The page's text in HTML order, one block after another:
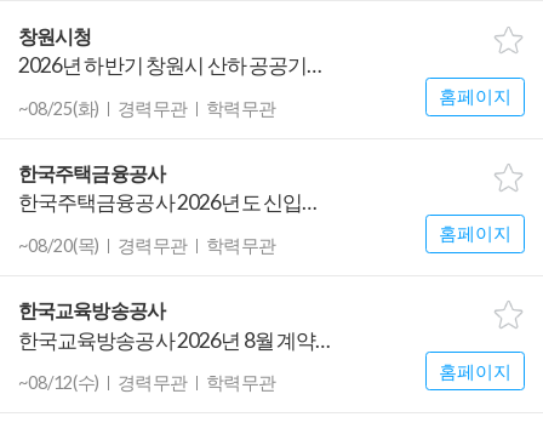
창원시청
2026년 하반기 창원시 산하 공공기관 통합채용 공고
~08/25(화) 경력무관 학력무관
홈페이지
한국주택금융공사
한국주택금융공사 2026년도 신입직원 채용공고
~08/20(목) 경력무관 학력무관
홈페이지
한국교육방송공사
한국교육방송공사 2026년 8월 계약직원 공개채용 공고
~08/12(수) 경력무관 학력무관
홈페이지